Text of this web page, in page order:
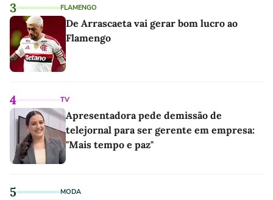
3 FLAMENGO
De Arrascaeta vai gerar bom lucro ao
Flamengo
4 TV
Apresentadora pede demissão de
telejornal para ser gerente em empresa:
"Mais tempo e paz"
5 MODA